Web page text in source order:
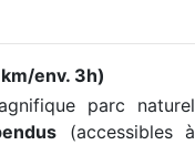
env. 3h)
parc naturel
(accessibles à